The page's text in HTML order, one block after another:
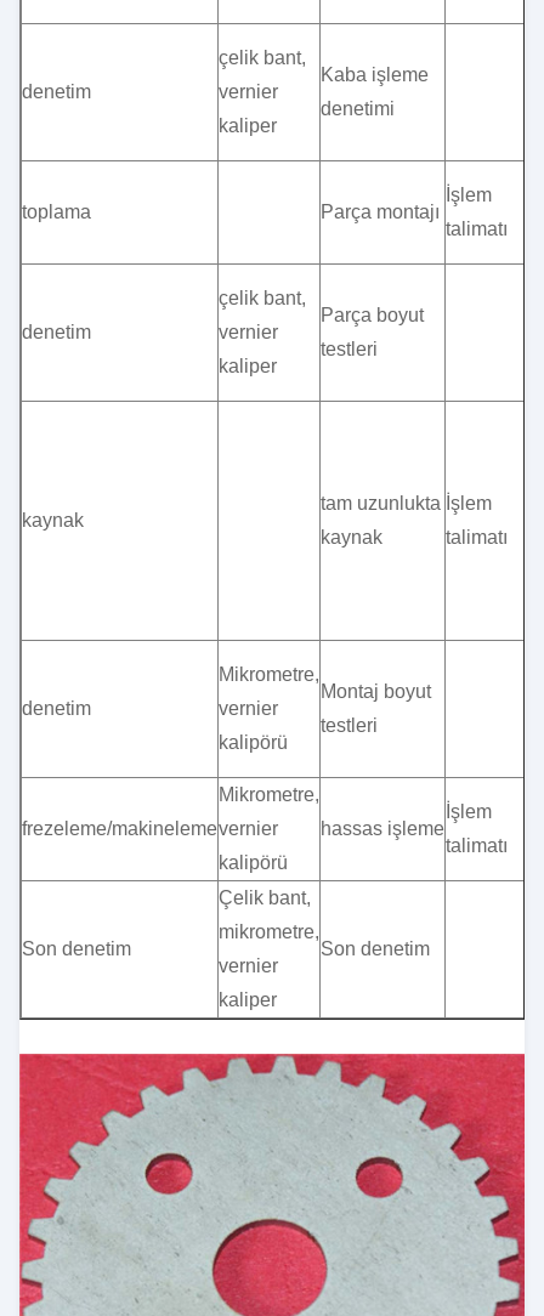
denetim
çelik bant,
vernier
kaliper
Kaba işleme
denetimi
toplama Parça montajı
İşlem
talimatı
denetim
çelik bant,
vernier
kaliper
Parça boyut
testleri
kaynak
tam uzunlukta
kaynak
İşlem
talimatı
denetim
Mikrometre,
vernier
kalipörü
Montaj boyut
testleri
frezeleme/makineleme
Mikrometre,
vernier
kalipörü
hassas işleme
İşlem
talimatı
Son denetim
Çelik bant,
mikrometre,
vernier
kaliper
Son denetim